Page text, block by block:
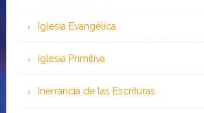
Iglesia Evangélica
Iglesia Primitiva
Inerrancia de las Escrituras